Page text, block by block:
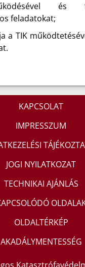
és
feladatokat;
a TIK
KAPCSOLAT
IMPRESSZUM
JOGI NYILATKOZAT
TECHNIKAI AJÁNLÁS
OLDALTÉRKÉP
AKADÁLYMENTESSÉG